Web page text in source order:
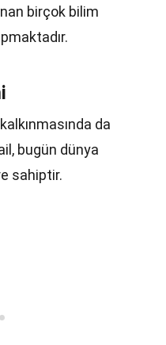
birçok bilim
da
bugün dünya
sahiptir.